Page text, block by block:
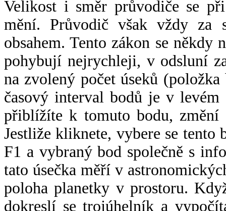
Velikost i směr průvodiče se
mění. Průvodič však vždy za
obsahem. Tento zákon se někdy
pohybují nejrychleji, v odsluní
na zvolený počet úseků
časový interval bodů je v
přiblížíte k tomuto bodu,
Jestliže kliknete, vybere se tento
F1 a vybraný bod společně s
tato úsečka měří v
poloha planetky v prostoru.
dokreslí se trojúhelník a